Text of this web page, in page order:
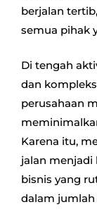
berjalan
semua pihak
Di tengah
dan
perusahaan
Karena itu,
jalan menjadi
bisnis yang
dalam jumlah